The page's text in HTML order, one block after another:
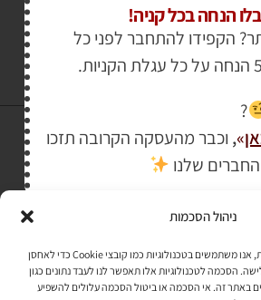
ניהול הסכמות
כדי לספק חוויית משתמש מיטבית, אנו משתמשים בטכנולוגיות כמו קובצי Cookie כדי לאחסן
הסכמה לטכנולוגיות אלו תאפשר לנו לעבד נתונים כגון
באתר זה. אי הסכמה או ביטול הסכמה עלולים להשפיע
לתקנון האתר»
הנחה בכל קניה!
הקפידו להתחבר לפני כל
?
»
, וכבר מהעסקה הקרובה תזכו
שלנו